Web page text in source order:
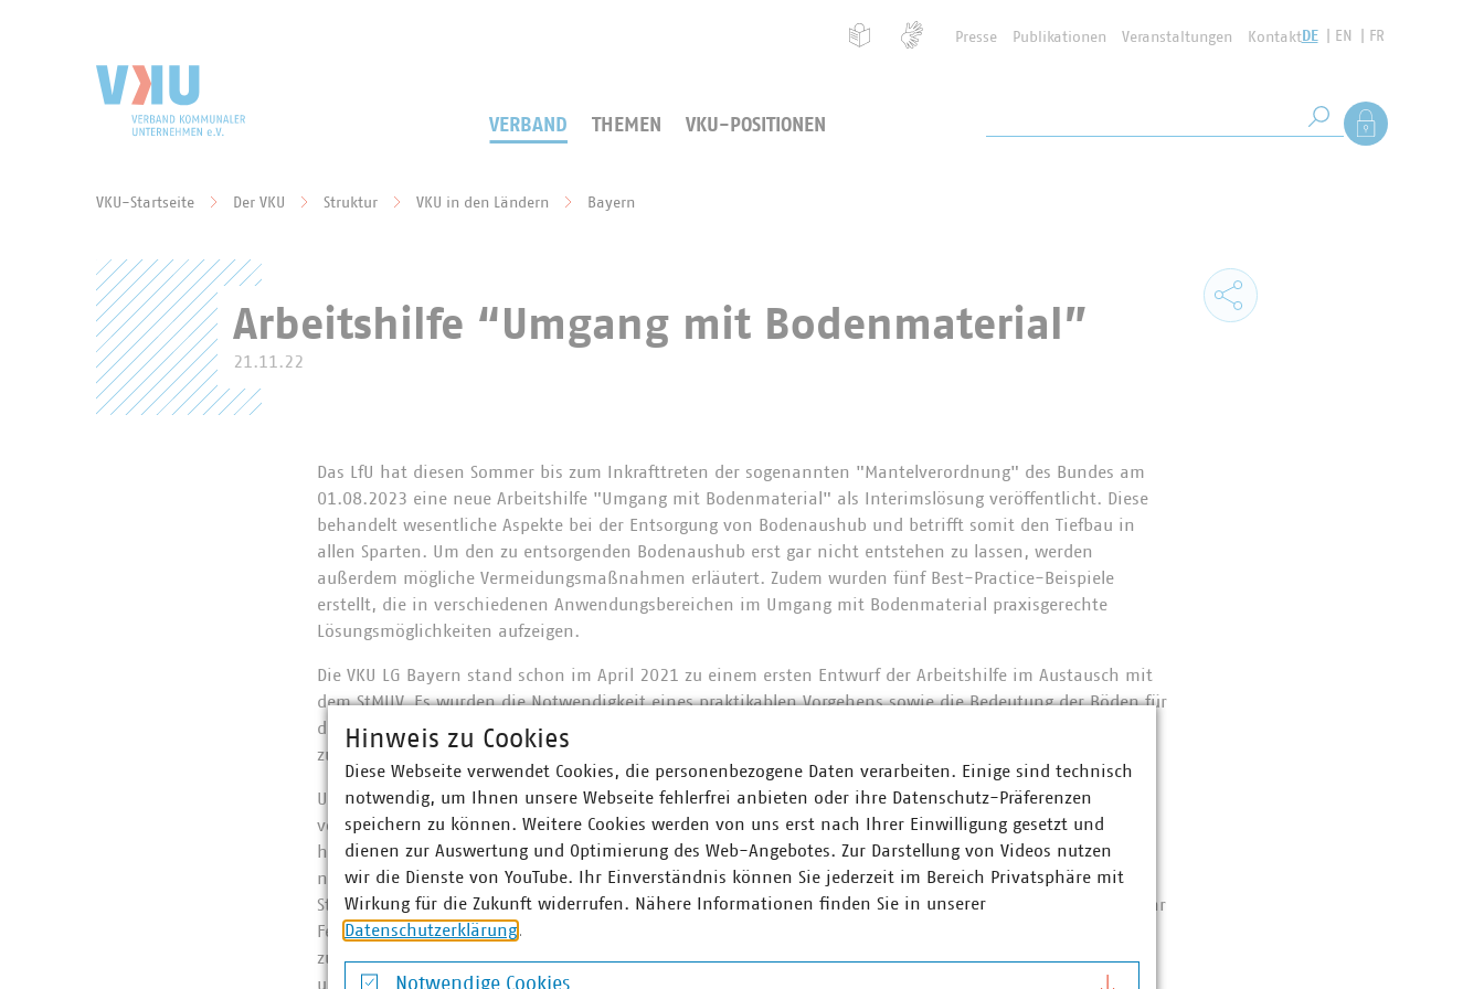
Presse Publikationen Veranstaltungen KontaktDE EN FR
VERBAND THEMEN VKU-POSITIONEN Suche starten
Als Mitglied
VKU-Startseite Der VKU Struktur VKU in den Ländern Bayern
Arbeitshilfe “Umgang mit Bodenmaterial”
21.11.22
Das LfU hat diesen Sommer bis zum Inkrafttreten der sogenannten "Mantelverordnung" des Bundes am
01.08.2023 eine neue Arbeitshilfe "Umgang mit Bodenmaterial" als Interimslösung veröffentlicht. Diese
behandelt wesentliche Aspekte bei der Entsorgung von Bodenaushub und betrifft somit den Tiefbau in
allen Sparten. Um den zu entsorgenden Bodenaushub erst gar nicht entstehen zu lassen, werden
außerdem mögliche Vermeidungsmaßnahmen erläutert. Zudem wurden fünf Best-Practice-Beispiele
erstellt, die in verschiedenen Anwendungsbereichen im Umgang mit Bodenmaterial praxisgerechte
Lösungsmöglichkeiten aufzeigen.
Die VKU LG Bayern stand schon im April 2021 zu einem ersten Entwurf der Arbeitshilfe im Austausch mit
dem StMUV. Es wurden die Notwendigkeit eines praktikablen Vorgehens sowie die Bedeutung der Böden für
den Grundwasserschutz betont. Besonders begrüßt wurde, dass in der Arbeitshilfe mehrere Dokumente
zusammengeführt werden, was die Arbeit in der Praxis erleichtern könnte.
Uns ist bewusst, dass das Thema Bodenaushub Sie schon seit langer Zeit beschäftigt. In „Virtuell vor Ort“
vor ein paar Monaten hatten Sie uns schon auf immer weiter steigenden Aufwand und Kosten
hingewiesen. Da die Arbeitshilfe bis zur Veröffentlichung der neuen Mantelverordnung im August 2023
nach einjährigem Praxis-Check nochmals angepasst werden soll, können wir diese Punkte in unsere
Stellungnahme im kommenden Jahr aufnehmen. Gerne können Sie uns im Laufe der nächsten Monate Ihr
Feedback und Überarbeitungsvorschläge mitteilen. Frische Eindrücke aus Ihrer Arbeit sind oft am besten
zu vermitteln. Dennoch werden wir Sie wie gewohnt zudem nochmals gesondert kontaktieren, um an
unserer Stellungnahme mitzuwirken.
Hinweis zu Cookies
Diese Webseite verwendet Cookies, die personenbezogene Daten verarbeiten. Einige sind technisch
notwendig, um Ihnen unsere Webseite fehlerfrei anbieten oder ihre Datenschutz-Präferenzen
speichern zu können. Weitere Cookies werden von uns erst nach Ihrer Einwilligung gesetzt und
dienen zur Auswertung und Optimierung des Web-Angebotes. Zur Darstellung von Videos nutzen
wir die Dienste von YouTube. Ihr Einverständnis können Sie jederzeit im Bereich Privatsphäre mit
Wirkung für die Zukunft widerrufen. Nähere Informationen finden Sie in unserer
Datenschutzerklärung.
Notwendige Cookies